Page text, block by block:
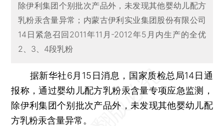
除伊利集团个别批次产品外，未发现其他婴幼儿配方
乳粉汞含量异常；内蒙古伊利实业集团股份有限公司
14日紧急召回2011年11月-2012年5月内生产的全优
2、3、4段乳粉
据新华社6月15日消息，国家质检总局14日通
报称，通过婴幼儿配方乳粉汞含量专项应急监测，
除伊利集团个别批次产品外，未发现其他婴幼儿配
方乳粉汞含量异常。